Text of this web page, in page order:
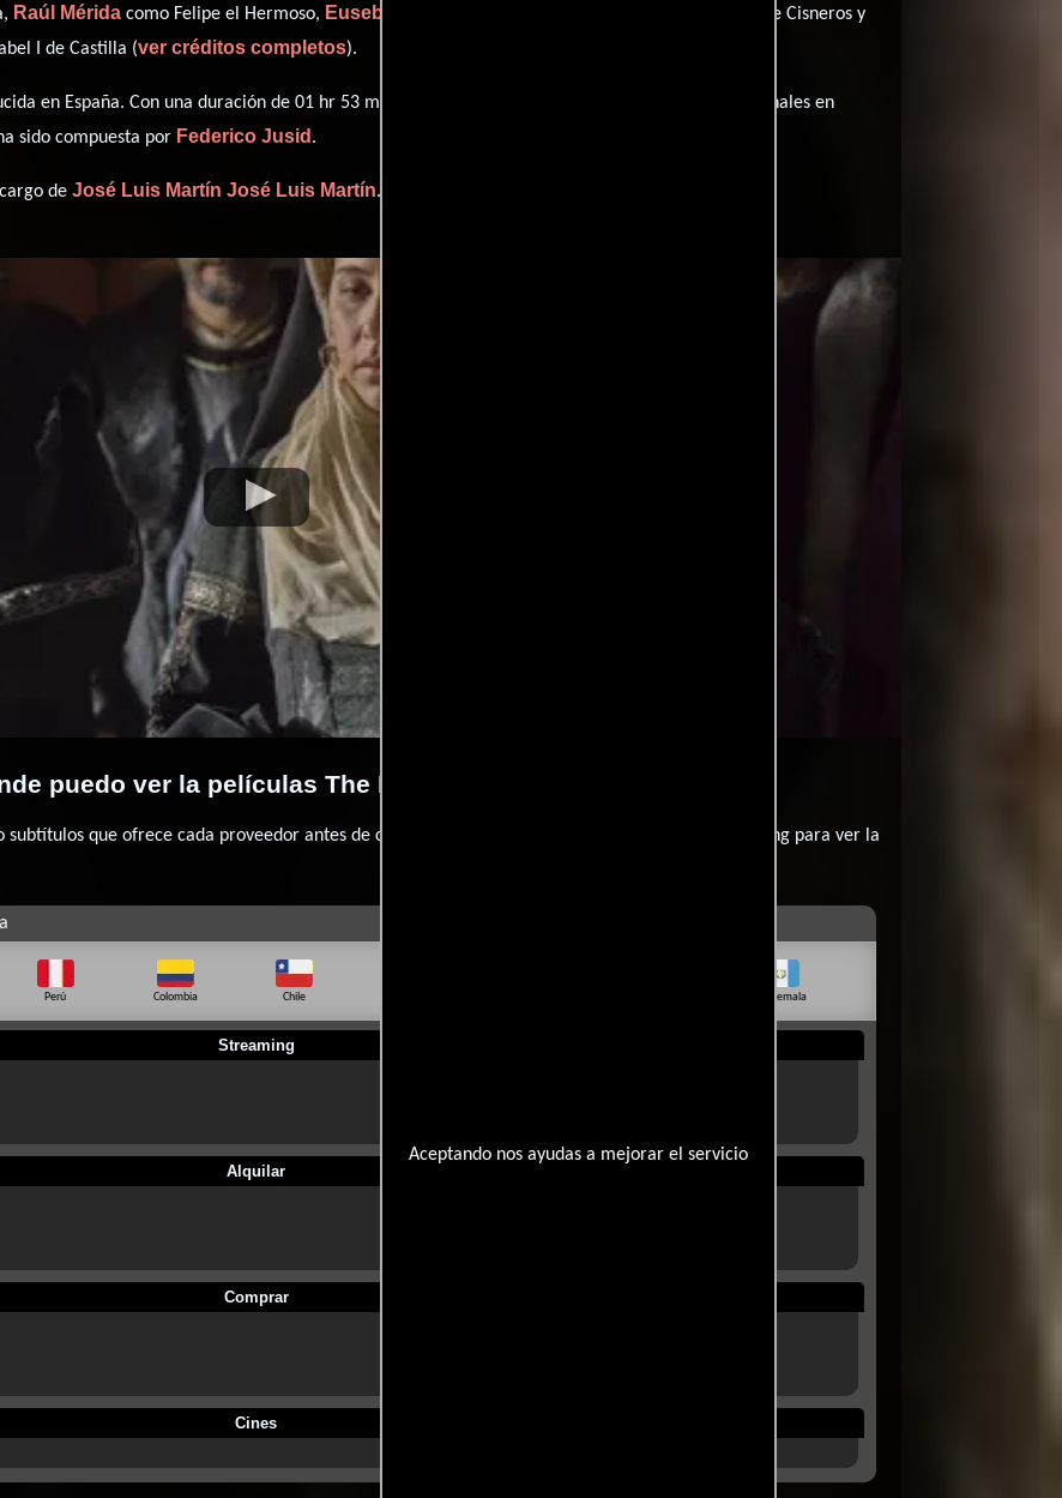
Aceptando nos ayudas a mejorar el servicio
Raúl Mérida como Felipe el Hermoso, Eusebio Poncela personificando a Francisco Jiménez de Cisneros y
I de Castilla (ver créditos completos).
en España. Con una duración de 01 hr 53 min (113 minutos), esta película tiene diálogos originales en
sido compuesta por Federico Jusid .
deJosé Luis Martín José Luis Martín.
puedo ver la películas The Broken Crown?
subtítulos que ofrece cada proveedor antes de comprar, alquilar o contratar un servicio de streming para ver la
Perú Colombia Chile Guatemala
Streaming
Alquilar
Comprar
Cines